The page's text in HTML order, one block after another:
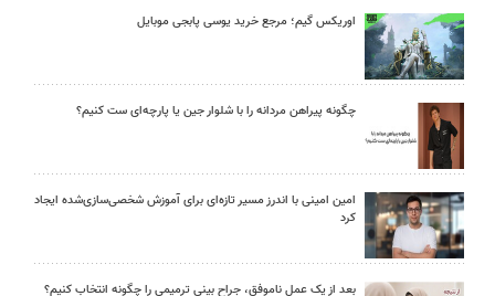
اوریکس گیم؛ مرجع خرید یوسی پابجی موبایل
چگونه پیراهن مردانه را با شلوار جین یا پارچه‌ای ست کنیم؟
امین امینی با اندرز مسیر تازه‌ای برای آموزش شخصی‌سازی‌شده ایجاد
کرد
بعد از یک عمل ناموفق، جراح بینی ترمیمی را چگونه انتخاب کنیم؟